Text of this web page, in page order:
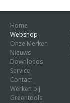
Home
Webshop
Onze Merken
Nieuws
Downloads
Service
Contact
Werken bij
Greentools